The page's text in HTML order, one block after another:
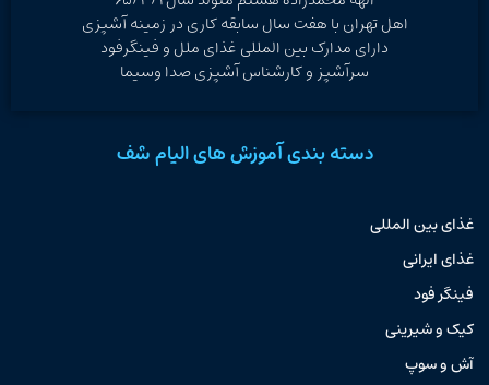
اهل تهران با هفت سال سابقه کاری در زمینه آشپزی
دارای مدارک بین المللی غذای ملل و فینگرفود
سرآشپز و کارشناس آشپزی صدا وسیما
دسته بندی آموزش های الیام شف
غذای بین المللی
غذای ایرانی
فینگر فود
کیک و شیرینی
آش و سوپ